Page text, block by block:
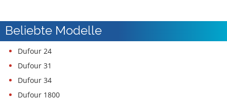
Beliebte Modelle
Dufour 24
Dufour 31
Dufour 34
Dufour 1800